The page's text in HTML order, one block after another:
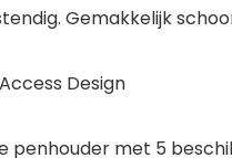
Gemakkelijk
Design
penhouder met 5